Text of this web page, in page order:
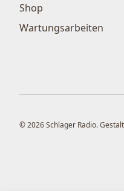
Shop
Wartungsarbeiten
© 2026 Schlager Radio.